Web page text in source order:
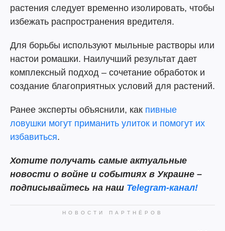
растения следует временно изолировать, чтобы
избежать распространения вредителя.
Для борьбы используют мыльные растворы или
настои ромашки. Наилучший результат дает
комплексный подход – сочетание обработок и
создание благоприятных условий для растений.
Ранее эксперты объяснили, как пивные
ловушки могут приманить улиток и помогут их
избавиться.
Хотите получать самые актуальные
новости о войне и событиях в Украине –
подписывайтесь на наш Telegram-канал!